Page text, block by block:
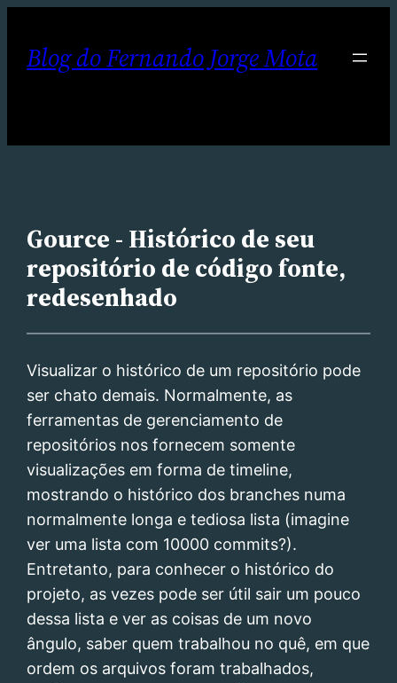
Blog do Fernando Jorge Mota
Gource - Histórico de seu
repositório de código fonte,
redesenhado
Visualizar o histórico de um repositório pode
ser chato demais. Normalmente, as
ferramentas de gerenciamento de
repositórios nos fornecem somente
visualizações em forma de timeline,
mostrando o histórico dos branches numa
normalmente longa e tediosa lista (imagine
ver uma lista com 10000 commits?).
Entretanto, para conhecer o histórico do
projeto, as vezes pode ser útil sair um pouco
dessa lista e ver as coisas de um novo
ângulo, saber quem trabalhou no quê, em que
ordem os arquivos foram trabalhados,